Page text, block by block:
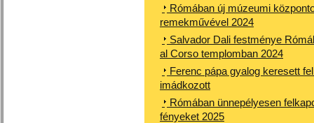
Rómában új múzeumi
remekművével 2024
Salvador Dali festménye
al Corso templomban 2024
Ferenc pápa gyalog keresett
imádkozott
Rómában ünnepélyesen
fényeket 2025